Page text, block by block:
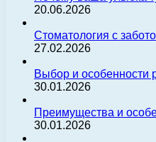
20.06.2026
Стоматология с
27.02.2026
Выбор и особенности
30.01.2026
Преимущества и
30.01.2026